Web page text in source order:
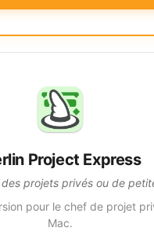
Project Express
projets privés ou de
pour le chef de projet
Mac.